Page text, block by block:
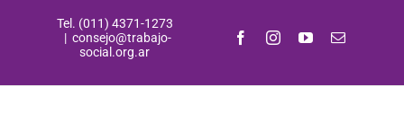
Tel. (011) 4371-1273
| consejo@trabajo-
social.org.ar
FacebookInstagramYouTubeCorreo